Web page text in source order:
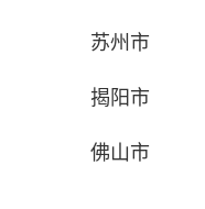
苏州市
揭阳市
佛山市